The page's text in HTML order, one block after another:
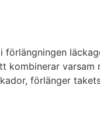
kombinerar varsam
förlänger